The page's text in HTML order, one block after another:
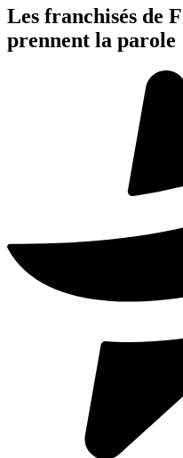
Les franchisés de
prennent la parole